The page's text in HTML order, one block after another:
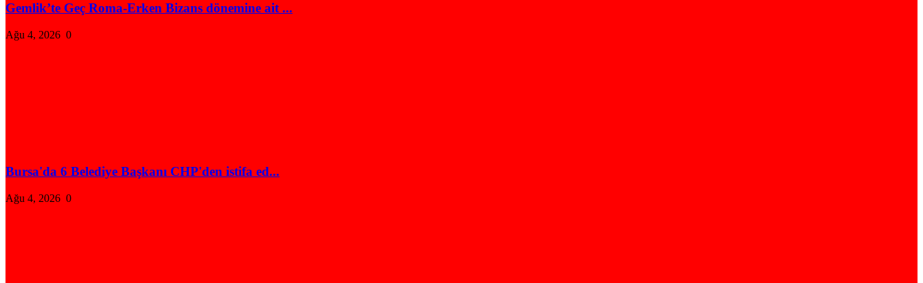
Gemlik’te Geç Roma-Erken Bizans dönemine ait ...
Ağu 4, 2026 0
Bursa'da 6 Belediye Başkanı CHP'den istifa ed...
Ağu 4, 2026 0